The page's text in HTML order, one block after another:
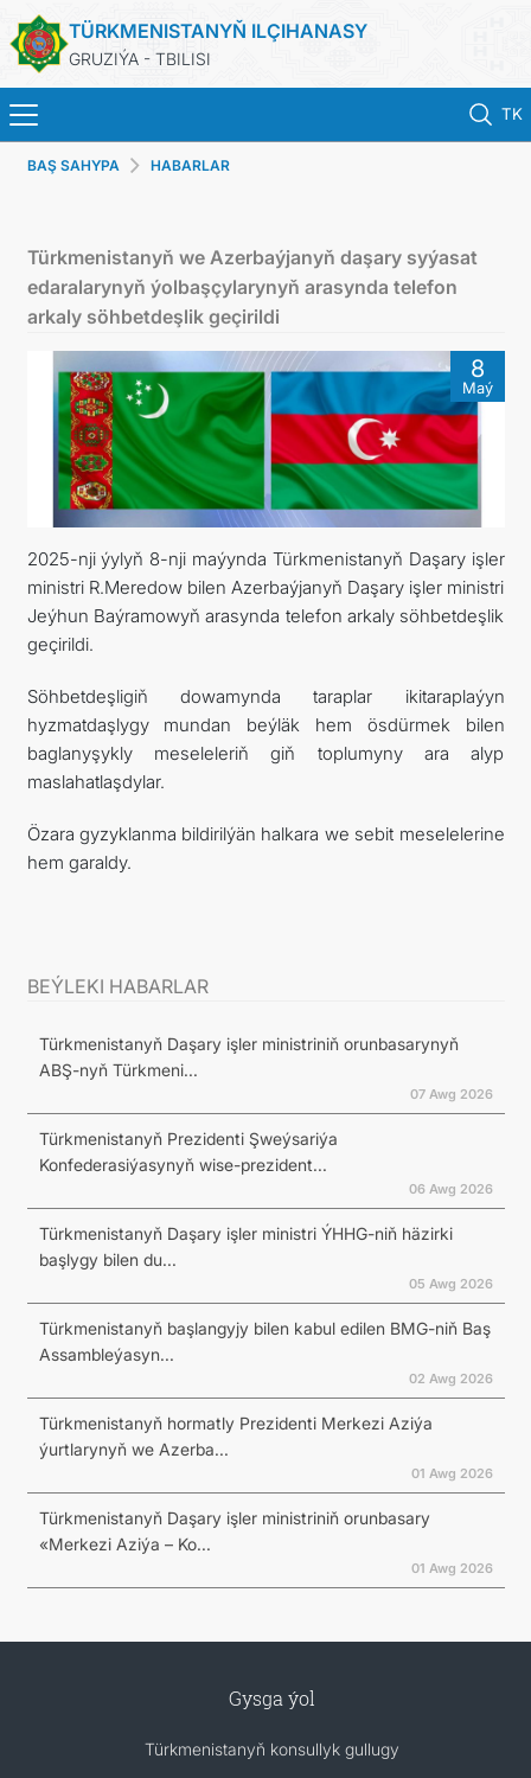
TÜRKMENISTANYŇ ILÇIHANASY
GRUZIÝA - TBILISI
TK
BAŞ SAHYPA
TÜRKMENISTAN
KONSULLYK HYZMATLARY
DIM
ARAGATNAŞYK
BAŞ SAHYPA HABARLAR
Türkmenistanyň we Azerbaýjanyň daşary syýasat
edaralarynyň ýolbaşçylarynyň arasynda telefon
arkaly söhbetdeşlik geçirildi
8
Maý
2025-nji ýylyň 8-nji maýynda Türkmenistanyň Daşary işler
ministri R.Meredow bilen Azerbaýjanyň Daşary işler ministri
Jeýhun Baýramowyň arasynda telefon arkaly söhbetdeşlik
geçirildi.
Söhbetdeşligiň dowamynda taraplar ikitaraplaýyn
hyzmatdaşlygy mundan beýläk hem ösdürmek bilen
baglanyşykly meseleleriň giň toplumyny ara alyp
maslahatlaşdylar.
Özara gyzyklanma bildirilýän halkara we sebit meselelerine
hem garaldy.
BEÝLEKI HABARLAR
Türkmenistanyň Daşary işler ministriniň orunbasarynyň
ABŞ-nyň Türkmeni...
07 Awg 2026
Türkmenistanyň Prezidenti Şweýsariýa
Konfederasiýasynyň wise-prezident...
06 Awg 2026
Türkmenistanyň Daşary işler ministri ÝHHG-niň häzirki
başlygy bilen du...
05 Awg 2026
Türkmenistanyň başlangyjy bilen kabul edilen BMG-niň Baş
Assambleýasyn...
02 Awg 2026
Türkmenistanyň hormatly Prezidenti Merkezi Aziýa
ýurtlarynyň we Azerba...
01 Awg 2026
Türkmenistanyň Daşary işler ministriniň orunbasary
«Merkezi Aziýa – Ko...
01 Awg 2026
Gysga ýol
Türkmenistanyň konsullyk gullugy